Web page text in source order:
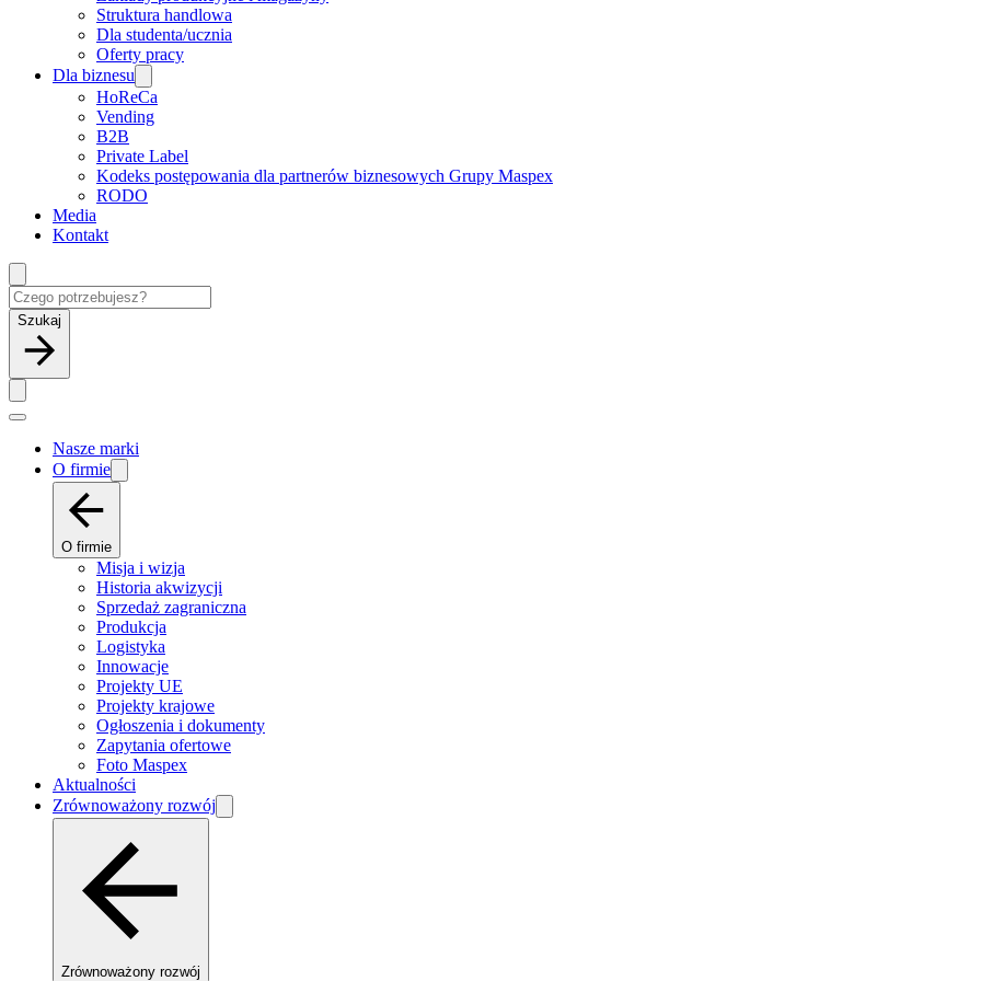
Struktura handlowa
Dla studenta/ucznia
Oferty pracy
Dla biznesu
HoReCa
Vending
B2B
Private Label
Kodeks postępowania dla partnerów biznesowych Grupy Maspex
RODO
Media
Kontakt
Szukaj
Nasze marki
O firmie
O firmie
Misja i wizja
Historia akwizycji
Sprzedaż zagraniczna
Produkcja
Logistyka
Innowacje
Projekty UE
Projekty krajowe
Ogłoszenia i dokumenty
Zapytania ofertowe
Foto Maspex
Aktualności
Zrównoważony rozwój
Zrównoważony rozwój